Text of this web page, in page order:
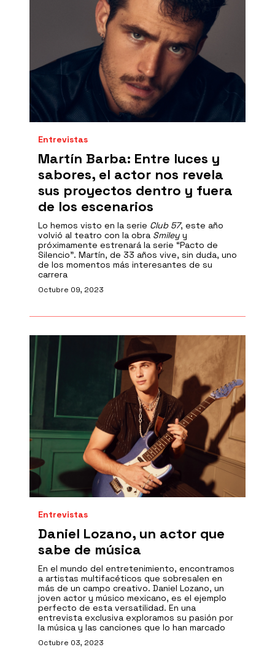
Entrevistas
Martín Barba: Entre luces y
sabores, el actor nos revela
sus proyectos dentro y fuera
de los escenarios
Lo hemos visto en la serie Club 57, este año
volvió al teatro con la obra Smiley y
próximamente estrenará la serie “Pacto de
Silencio”. Martín, de 33 años vive, sin duda, uno
de los momentos más interesantes de su
carrera
Octubre 09, 2023
Entrevistas
Daniel Lozano, un actor que
sabe de música
En el mundo del entretenimiento, encontramos
a artistas multifacéticos que sobresalen en
más de un campo creativo. Daniel Lozano, un
joven actor y músico mexicano, es el ejemplo
perfecto de esta versatilidad. En una
entrevista exclusiva exploramos su pasión por
la música y las canciones que lo han marcado
Octubre 03, 2023